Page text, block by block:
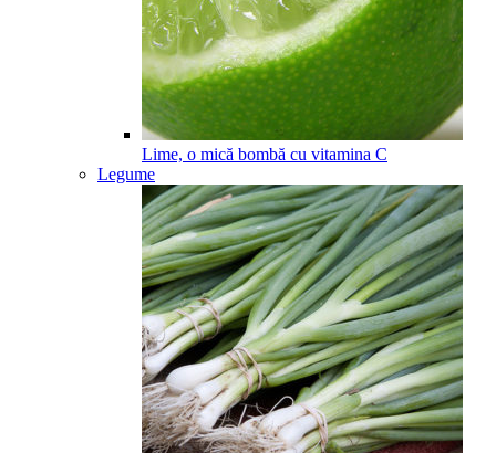
Lime, o mică bombă cu vitamina C
Legume